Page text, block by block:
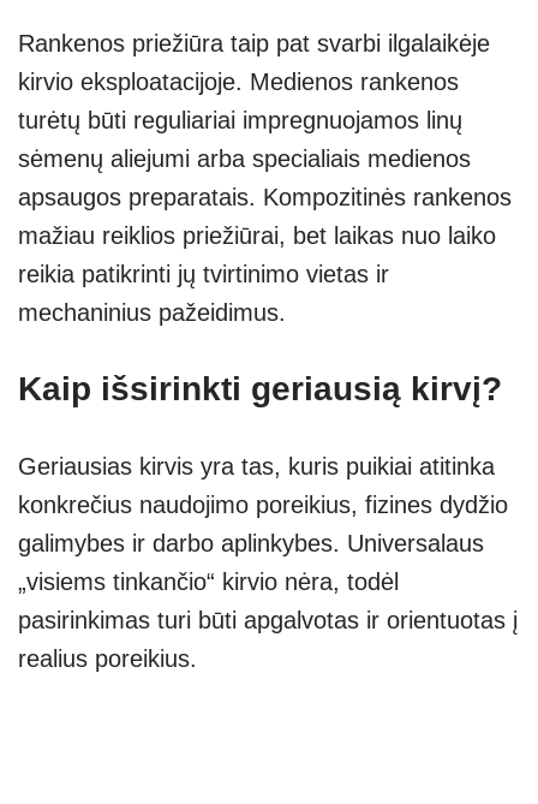
Rankenos priežiūra taip pat svarbi ilgalaikėje
kirvio eksploatacijoje. Medienos rankenos
turėtų būti reguliariai impregnuojamos linų
sėmenų aliejumi arba specialiais medienos
apsaugos preparatais. Kompozitinės rankenos
mažiau reiklios priežiūrai, bet laikas nuo laiko
reikia patikrinti jų tvirtinimo vietas ir
mechaninius pažeidimus.
Kaip išsirinkti geriausią kirvį?
Geriausias kirvis yra tas, kuris puikiai atitinka
konkrečius naudojimo poreikius, fizines dydžio
galimybes ir darbo aplinkybes. Universalaus
„visiems tinkančio“ kirvio nėra, todėl
pasirinkimas turi būti apgalvotas ir orientuotas į
realius poreikius.